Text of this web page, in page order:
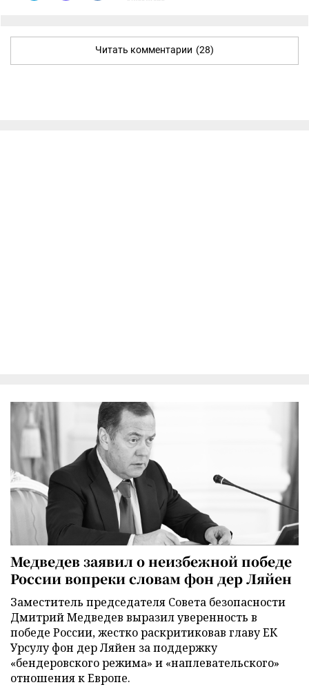
Читать комментарии (28)
Медведев заявил о неизбежной победе
России вопреки словам фон дер Ляйен
Заместитель председателя Совета безопасности
Дмитрий Медведев выразил уверенность в
победе России, жестко раскритиковав главу ЕК
Урсулу фон дер Ляйен за поддержку
«бендеровского режима» и «наплевательского»
отношения к Европе.